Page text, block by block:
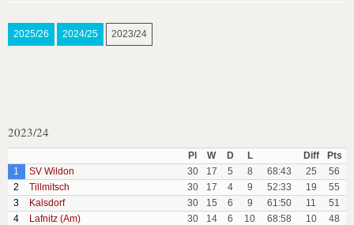
2025/26 2024/25 2023/24
2023/24
Pl W D L Diff
Pts
1
SV Wildon 30 17 5 8 68:43 25
56
2
Tillmitsch 30 17 4 9 52:33 19
55
3
Kalsdorf 30 15 6 9 61:50 11
51
4
Lafnitz (Am) 30 14 6 10 68:58 10
48